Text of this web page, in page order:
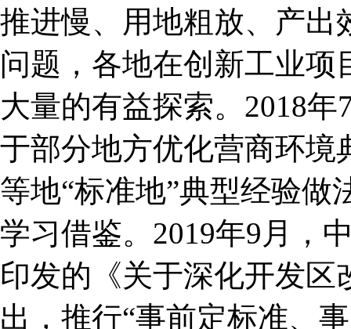
推进慢、用地粗放、产出
问题，各地在创新工业
大量的有益探索。2018
于部分地方优化营商环境
等地“标准地”典型经验
学习借鉴。2019年9月，
印发的《关于深化开发
出，推行“事前定标准、